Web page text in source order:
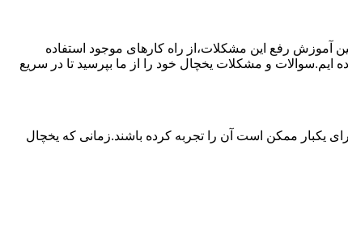
آموزش رفع این مشکلات،از راه کارهای موجود استفاده
و مشکلات یخچال خود را از ما بپرسید تا در سریع
یکبار ممکن است آن را تجربه کرده باشند.زمانی که یخچال